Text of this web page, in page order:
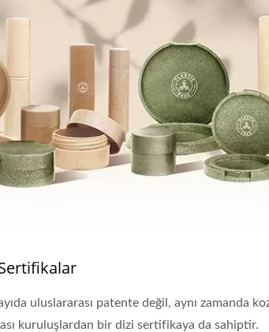
uluslararası patente değil, aynı zamanda
kuruluşlardan bir dizi sertifikaya da sahiptir.